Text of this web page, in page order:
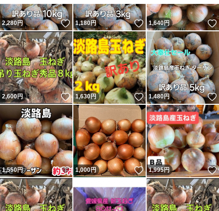
2,280円 いいね！
1,180円 いいね！
1,640円
2,600円 いいね！
1,630円 いいね！
1,480円
1,550円 いいね！
1,000円 いいね！
1,995円